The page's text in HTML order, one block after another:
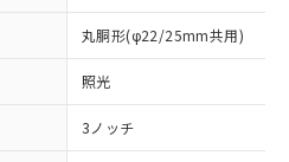
丸胴形(φ22/25mm共用)
照光
3ノッチ